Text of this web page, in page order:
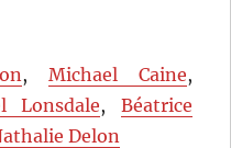
, Michael Caine,
Lonsdale, Béatrice
Delon